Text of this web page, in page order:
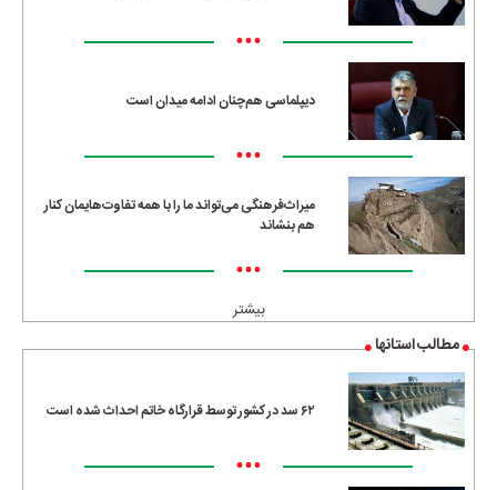
•••
دیپلماسی هم‌چنان ادامه میدان است
•••
میراث‌فرهنگی می‌تواند ما را با همه تفاوت‌هایمان کنار
هم بنشاند
•••
بیشتر
مطالب استانها
۶۲ سد در کشور توسط قرارگاه خاتم احداث شده است
•••